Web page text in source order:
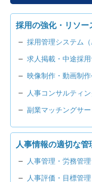
採用の強化・リソー
採用管理システム（
求人掲載・中途採用
映像制作・動画制作
人事コンサルティ
副業マッチングサー
人事情報の適切な管
人事管理・労務管
人事評価・目標管